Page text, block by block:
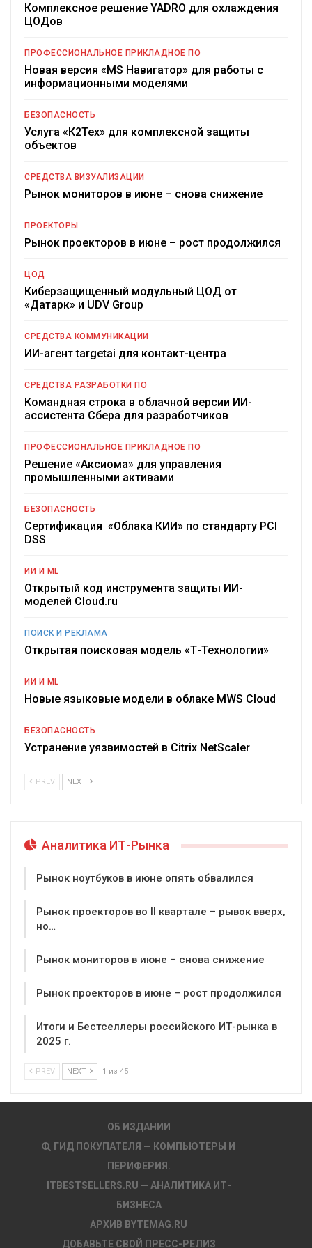
Комплексное решение YADRO для охлаждения
ЦОДов
ПРОФЕССИОНАЛЬНОЕ ПРИКЛАДНОЕ ПО
Новая версия «MS Навигатор» для работы с
информационными моделями
БЕЗОПАСНОСТЬ
Услуга «К2Тех» для комплексной защиты
объектов
СРЕДСТВА ВИЗУАЛИЗАЦИИ
Рынок мониторов в июне – снова снижение
ПРОЕКТОРЫ
Рынок проекторов в июне – рост продолжился
ЦОД
Киберзащищенный модульный ЦОД от
«Датарк» и UDV Group
СРЕДСТВА КОММУНИКАЦИИ
ИИ-агент targetai для контакт-центра
СРЕДСТВА РАЗРАБОТКИ ПО
Командная строка в облачной версии ИИ-
ассистента Сбера для разработчиков
ПРОФЕССИОНАЛЬНОЕ ПРИКЛАДНОЕ ПО
Решение «Аксиома» для управления
промышленными активами
БЕЗОПАСНОСТЬ
Сертификация «Облака КИИ» по стандарту PCI
DSS
ИИ И ML
Открытый код инструмента защиты ИИ-
моделей Cloud.ru
ПОИСК И РЕКЛАМА
Открытая поисковая модель «Т-Технологии»
ИИ И ML
Новые языковые модели в облаке MWS Cloud
БЕЗОПАСНОСТЬ
Устранение уязвимостей в Citrix NetScaler
PREV NEXT
Аналитика ИТ-Рынка
Рынок ноутбуков в июне опять обвалился
Рынок проекторов во II квартале – рывок вверх,
но…
Рынок мониторов в июне – снова снижение
Рынок проекторов в июне – рост продолжился
Итоги и Бестселлеры российского ИТ-рынка в
2025 г.
PREV NEXT 1 из 45
ОБ ИЗДАНИИ
ГИД ПОКУПАТЕЛЯ — КОМПЬЮТЕРЫ И
ПЕРИФЕРИЯ.
ITBESTSELLERS.RU — АНАЛИТИКА ИТ-
БИЗНЕСА
АРХИВ BYTEMAG.RU
ДОБАВЬТЕ СВОЙ ПРЕСС-РЕЛИЗ